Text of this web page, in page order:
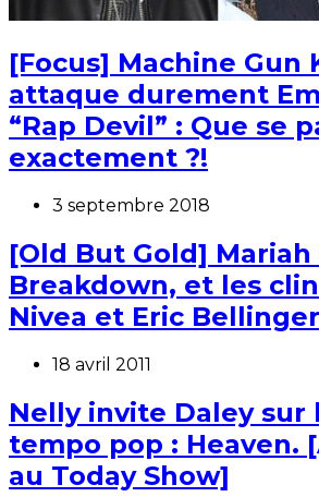
[Focus] Machine Gun
attaque durement
“Rap Devil” : Que se
exactement ?!
3 septembre 2018
[Old But Gold] Mariah
Breakdown, et les
Nivea et Eric
18 avril 2011
Nelly invite Daley sur
tempo pop : Heaven.
au Today Show]